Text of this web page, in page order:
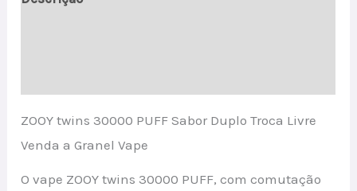
ZOOY twins 30000 PUFF Sabor Duplo Troca Livre
Venda a Granel Vape
O vape ZOOY twins 30000 PUFF, com comutação